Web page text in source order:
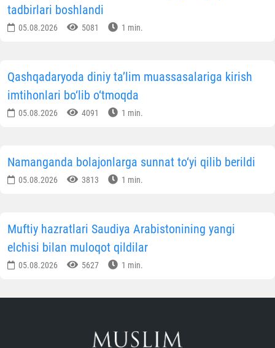
tadbirlari boshlandi
05.08.2026 5081 1 min.
Qashqadaryoda diniy ta’lim muassasalariga kirish
imtihonlari bo‘lib o‘tmoqda
05.08.2026 4091 1 min.
Namanganda bolajonlarga sunnat to‘yi qilib berildi
05.08.2026 3813 1 min.
Muftiy hazratlari Saudiya Arabistonining yangi
elchisi bilan muloqot qildilar
05.08.2026 5627 1 min.